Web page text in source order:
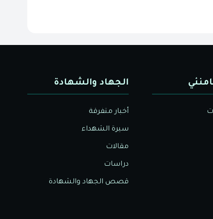
الجهاد والشهادة
أخبار متفرقة
سيرة الشهداء
مقالات
دراسات
قصص الجهاد والشهادة